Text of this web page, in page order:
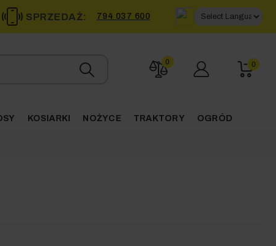
SPRZEDAŻ: 794 037 600
0 0
KOSIARKI NOŻYCE TRAKTORY OGRÓD